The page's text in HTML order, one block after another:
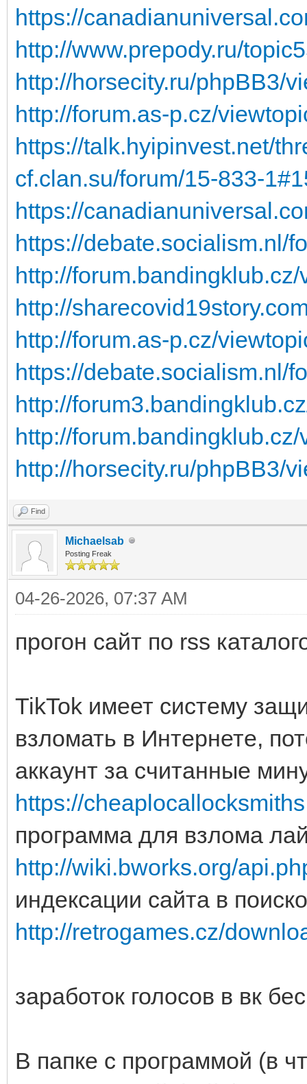
https://
http://www.prepody.ru/
http://horsecity.ru/phpBB3/
http://forum.as-p.cz/
https://talk.hyipinvest.net/
cf.clan.su/forum/15-833-
https://
https://debate.socialism.nl/
http://
http://
http://forum.as-p.cz/
https://debate.socialism.nl/
http://
http://
http://horsecity.ru/phpBB3/
Find
Michaelsab
Posting Freak
04-26-2026, 07:37 AM
прогон сайт по rss
TikTok имеет систему
взломать в Интернете,
аккаунт за считанные
https://
программа для взлома
http://wiki.bworks.org/
индексации сайта в
http://retrogames.cz/
заработок голосов в вк
В папке с программой (в